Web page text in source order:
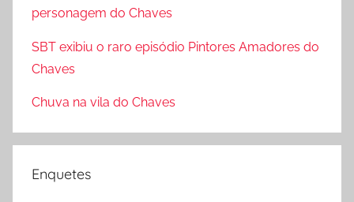
r
:
personagem do Chaves
SBT exibiu o raro episódio Pintores Amadores do
Chaves
Chuva na vila do Chaves
Enquetes